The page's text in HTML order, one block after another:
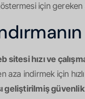
için gereken
sitesi hızı ve
aza indirmek için
geliştirilmiş güvenlik